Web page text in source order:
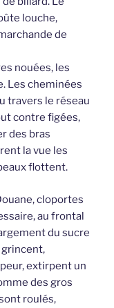
louche,
de
nouées, les
Les cheminées
travers le réseau
contre figées,
des bras
la vue les
flottent.
cloportes
au frontal
du sucre
grincent,
extirpent un
des gros
roulés,